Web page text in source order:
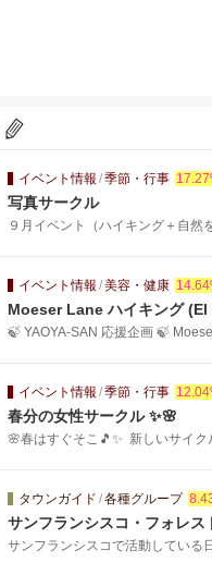
イベント情報 /季節・行事
写真サークル
９月イベント（ハイキング＋自
イベント情報 /美容・健康
Moeser Lane ハイキング
🍃 YAOYA-SAN 応援企画 🍃
イベント情報 /季節・行事
春分の女性サークル ✨🌸
🌸春はすぐそこ🎵✨ ​ 新しいサイ
タウンガイド /各種グループ
サンフランシスコ・フォレス
サンフランシスコで活動している